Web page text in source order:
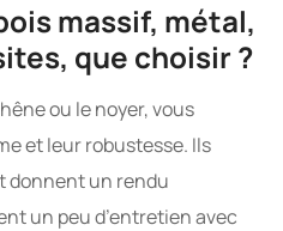
massif, métal,
que choisir ?
ou le noyer, vous
et leur robustesse. Ils
donnent un rendu
un peu d’entretien avec